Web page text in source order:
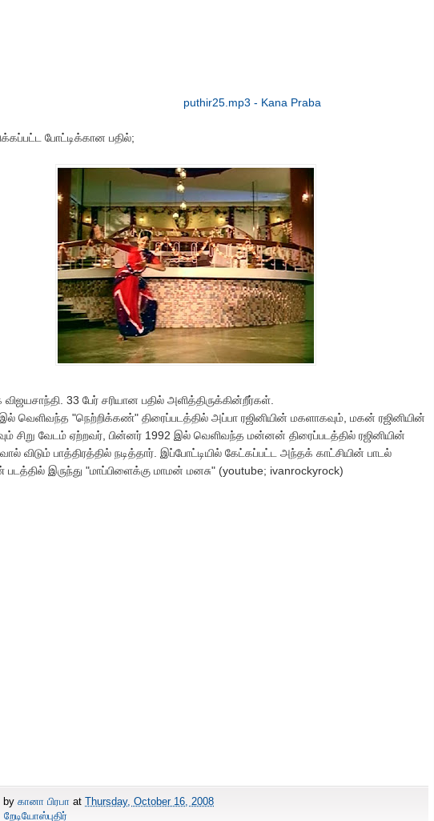
puthir25.mp3 - Kana Praba
போட்டிக்கான பதில்;
33 பேர் சரியான பதில் அளித்திருக்கின்றீர்கள்.
வெளிவந்த "நெற்றிக்கண்" திரைப்படத்தில் அப்பா ரஜினியின் மகளாகவும், மகன் ரஜினியின்
சிறு வேடம் ஏற்றவர், பின்னர் 1992 இல் வெளிவந்த மன்னன் திரைப்படத்தில் ரஜினியின்
விடும் பாத்திரத்தில் நடித்தார். இப்போட்டியில் கேட்கப்பட்ட அந்தக் காட்சியின் பாடல்
இருந்து "மாப்பிளைக்கு மாமன் மனசு" (youtube; ivanrockyrock)
by கானா பிரபா at Thursday, October 16, 2008
றேடியோஸ்புதிர்